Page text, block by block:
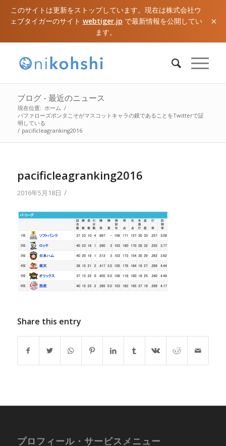
このサイトは更新をストップしています。現在は株式会社ウ
ェブタイガーのサイト webtiger.jp で最新情報を公開してい
ます。
×
ブログ - 最近のニュース
現在位置: ホーム /
バファローズポンタこそがマスコットキャラの鏡であることをTwitterで証
明している
/ pacificleagranking2016
pacificleagranking2016
2016年5月18日 /
Share this entry
プロフィール・サービスメニュー